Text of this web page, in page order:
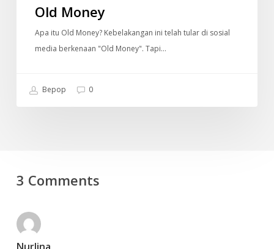
Old Money
Apa itu Old Money? Kebelakangan ini telah tular di sosial
media berkenaan "Old Money". Tapi…
Bepop 0
3 Comments